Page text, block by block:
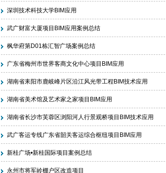
深圳技术科技大学BIM应用
武广财富大厦项目BIM应用案例总结
枫华府第D01栋汇智广场案例总结
广东省梅州市世界客商文化中心项目BIM应用
湖南省耒阳市鹿岐峰片区沿江风光带工程BIM技术应用
湖南省美术馆及艺术家之家项目BIM应用
湖南省长沙市芙蓉区浏阳河人行景观桥项目BIM技术应用
武广客运专线广东省韶关客运综合枢纽项目BIM应用
新桂广场•新桂国际项目案例总结
永州市将军岭棚户区改造项目